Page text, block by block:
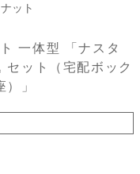
ナット
一体型 「ナスタ
ット（宅配ボック
」